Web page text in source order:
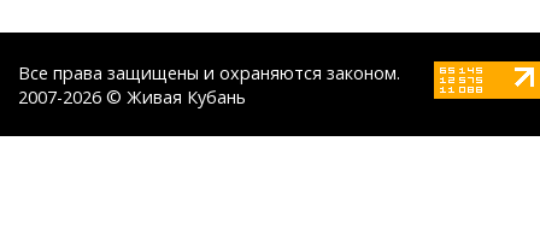
Все права защищены и охраняются законом.
2007-2026 © Живая Кубань